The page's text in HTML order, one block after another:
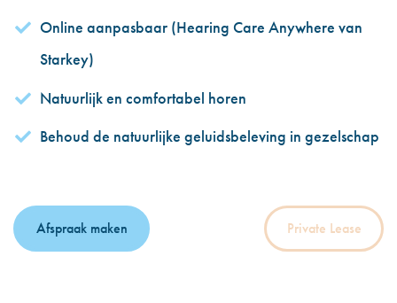
Online aanpasbaar (Hearing Care Anywhere van
Starkey)
Natuurlijk en comfortabel horen
Behoud de natuurlijke geluidsbeleving in gezelschap
Afspraak maken Private Lease